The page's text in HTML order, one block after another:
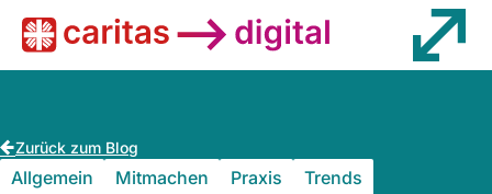
Wissen
Zurück zum Blog
Allgemein Mitmachen Praxis Trends